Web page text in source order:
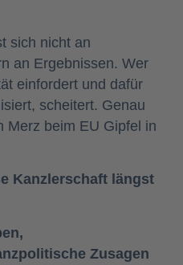
sich nicht an
an Ergebnissen. Wer
einfordert und dafür
scheitert. Genau
Merz beim EU Gipfel in
Kanzlerschaft längst
Zusagen